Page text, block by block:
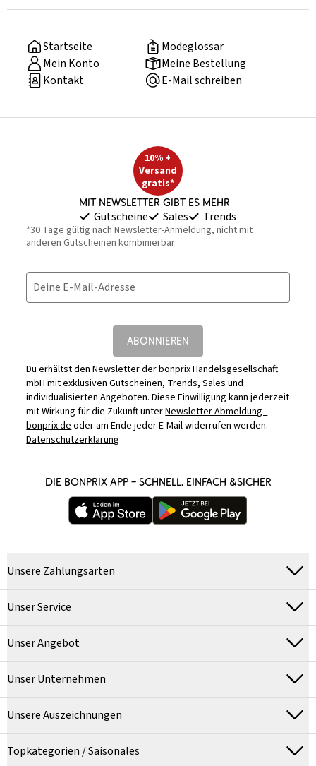
Startseite
Modeglossar
Mein Konto
Meine Bestellung
Kontakt
E-Mail schreiben
10% +
Versand
gratis*
Mit Newsletter gibt es mehr
Gutscheine Sales Trends
*30 Tage gültig nach Newsletter-Anmeldung, nicht mit
anderen Gutscheinen kombinierbar
Deine E-Mail-Adresse
ABONNIEREN
Du erhältst den Newsletter der bonprix Handelsgesellschaft
mbH mit exklusiven Gutscheinen, Trends, Sales und
individualisierten Angeboten. Diese Einwilligung kann jederzeit
mit Wirkung für die Zukunft unterNewsletter Abmeldung -
bonprix.deoder am Ende jeder E-Mail widerrufen werden.
Datenschutzerklärung
DIE BONPRIX APP – SCHNELL, EINFACH &SICHER
Unsere Zahlungsarten
Unser Service
Unser Angebot
Unser Unternehmen
Unsere Auszeichnungen
Topkategorien / Saisonales